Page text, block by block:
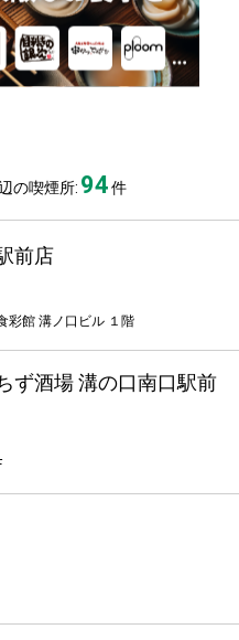
の喫煙所: 94件
前店
彩館 溝ノ口ビル １階
ず酒場 溝の口南口駅前